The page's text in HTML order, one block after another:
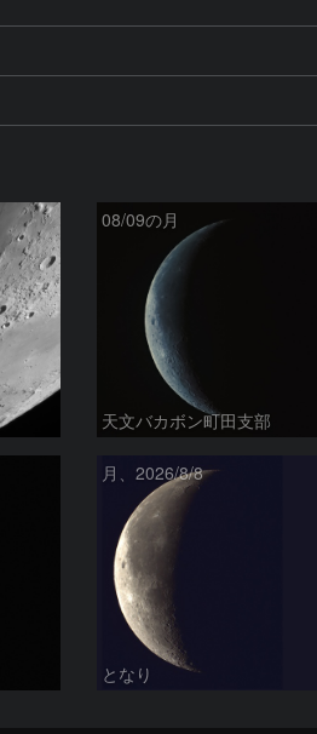
08/09の月
天文バカボン町田支部
月、2026/8/8
となり